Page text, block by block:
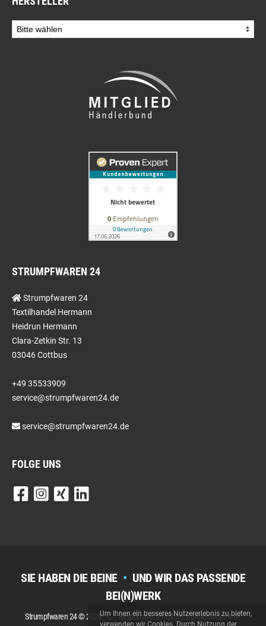
STRUMPFWAREN 24
Strumpfwaren 24
Textilhandel Hermann
Heidrun Hermann
Clara-Zetkin Str. 13
03046 Cottbus
+49 35533909
service@strumpfwaren24.de
service@strumpfwaren24.de
FOLGE UNS
SIE HABEN DIE BEINE • UND WIR DAS PASSENDE
BEI(N)WERK
Strumpfwaren 24 © 2026 Responsive Template: BannerShop24.de
Um Ihnen ein besseres Nutzererlebnis zu bieten,
verwenden wir Cookies. Durch Nutzung der